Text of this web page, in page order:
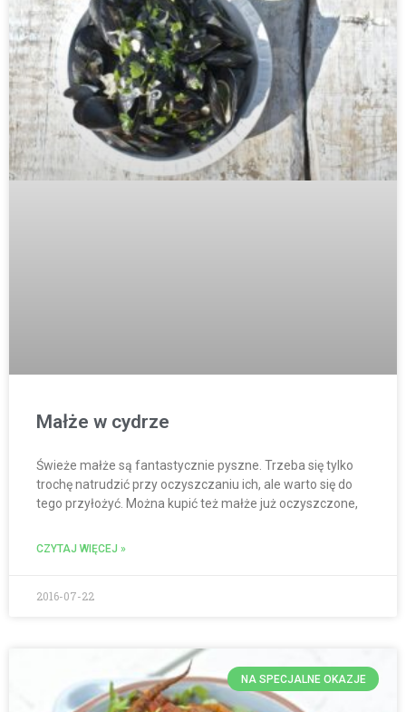
Małże w cydrze
Świeże małże są fantastycznie pyszne. Trzeba się tylko
trochę natrudzić przy oczyszczaniu ich, ale warto się do
tego przyłożyć. Można kupić też małże już oczyszczone,
CZYTAJ WIĘCEJ »
2016-07-22
NA SPECJALNE OKAZJE